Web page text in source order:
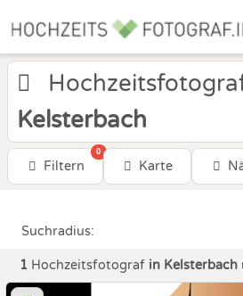
Kelsterbach
Filtern
0
Karte
Suchradius:
1 Hochzeitsfotograf in Kelsterbach